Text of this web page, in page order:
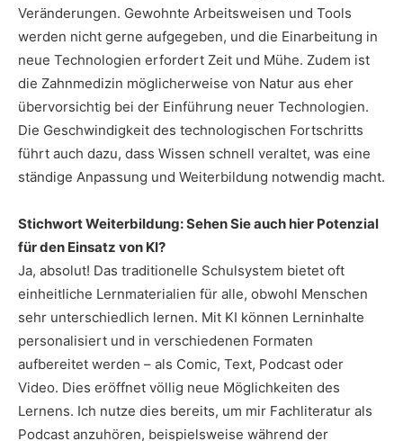
Veränderungen. Gewohnte Arbeitsweisen und Tools
werden nicht gerne aufgegeben, und die Einarbeitung in
neue Technologien erfordert Zeit und Mühe. Zudem ist
die Zahnmedizin möglicherweise von Natur aus eher
übervorsichtig bei der Einführung neuer Technologien.
Die Geschwindigkeit des technologischen Fortschritts
führt auch dazu, dass Wissen schnell veraltet, was eine
ständige Anpassung und Weiterbildung notwendig macht.
Stichwort Weiterbildung: Sehen Sie auch hier Potenzial
für den Einsatz von KI?
Ja, absolut! Das traditionelle Schulsystem bietet oft
einheitliche Lernmaterialien für alle, obwohl Menschen
sehr unterschiedlich lernen. Mit KI können Lerninhalte
personalisiert und in verschiedenen Formaten
aufbereitet werden – als Comic, Text, Podcast oder
Video. Dies eröffnet völlig neue Möglichkeiten des
Lernens. Ich nutze dies bereits, um mir Fachliteratur als
Podcast anzuhören, beispielsweise während der